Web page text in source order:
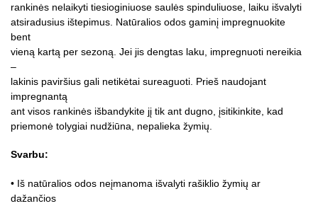
rankinės nelaikyti tiesioginiuose saulės spinduliuose, laiku išvalyti
atsiradusius ištepimus. Natūralios odos gaminį impregnuokite
bent
vieną kartą per sezoną. Jei jis dengtas laku, impregnuoti nereikia
–
lakinis paviršius gali netikėtai sureaguoti. Prieš naudojant
impregnantą
ant visos rankinės išbandykite jį tik ant dugno, įsitikinkite, kad
priemonė tolygiai nudžiūna, nepalieka žymių.
Svarbu:
• Iš natūralios odos neįmanoma išvalyti rašiklio žymių ar
dažančios